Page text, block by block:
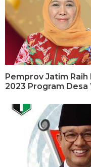
Pemprov Jatim
2023 Program Desa